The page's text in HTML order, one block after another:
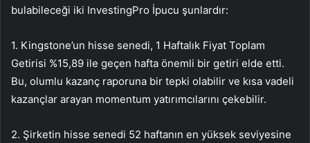
bulabileceği iki InvestingPro İpucu şunlardır:
1. Kingstone’un hisse senedi, 1 Haftalık Fiyat Toplam
Getirisi %15,89 ile geçen hafta önemli bir getiri elde etti.
Bu, olumlu kazanç raporuna bir tepki olabilir ve kısa vadeli
kazançlar arayan momentum yatırımcılarını çekebilir.
2. Şirketin hisse senedi 52 haftanın en yüksek seviyesine